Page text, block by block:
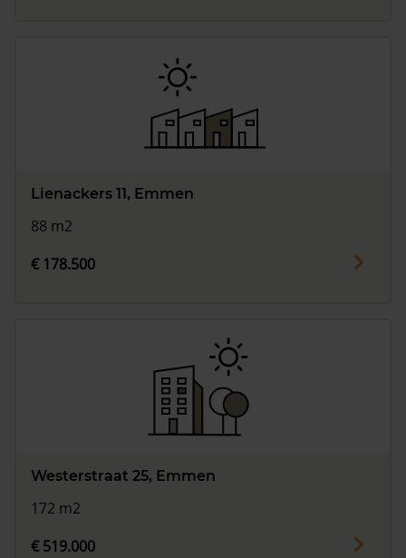
Lienackers 11, Emmen
88 m2
€ 178.500
Westerstraat 25, Emmen
172 m2
€ 519.000